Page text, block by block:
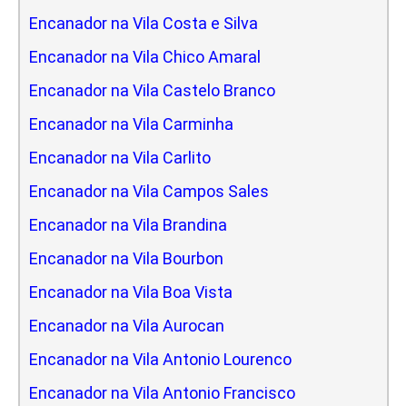
Encanador na Vila Costa e Silva
Encanador na Vila Chico Amaral
Encanador na Vila Castelo Branco
Encanador na Vila Carminha
Encanador na Vila Carlito
Encanador na Vila Campos Sales
Encanador na Vila Brandina
Encanador na Vila Bourbon
Encanador na Vila Boa Vista
Encanador na Vila Aurocan
Encanador na Vila Antonio Lourenco
Encanador na Vila Antonio Francisco